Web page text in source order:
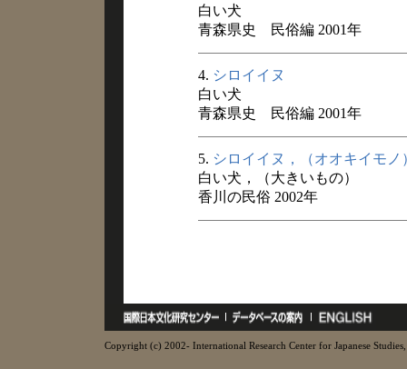
白い犬
青森県史 民俗編 2001年
4. シロイイヌ
白い犬
青森県史 民俗編 2001年
5. シロイイヌ，（オオキイモノ
白い犬，（大きいもの）
香川の民俗 2002年
Copyright (c) 2002- International Research Center for Japanese